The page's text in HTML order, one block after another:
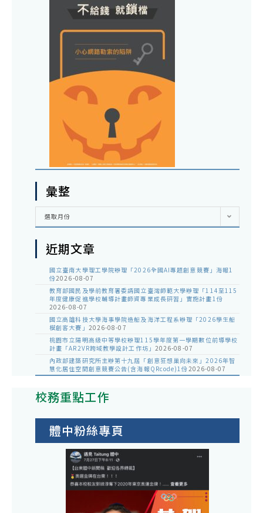
彙整
彙
選取月份
近期文章
國立臺南大學理工學院辦理「2026全國AI專題創意競賽」海報1
份2026-08-07
教育部國民及學前教育署委請國立臺灣師範大學辦理「114至115
年度健康促進學校輔導計畫師資專業成長研習」實施計畫1份
2026-08-07
國立高雄科技大學海事學院造船及海洋工程系辦理「2026學生船
模創客大賽」 2026-08-07
桃園市立陽明高級中等學校辦理115學年度第一學期數位前導學校
計畫「AR2VR跨域教學設計工作坊」 2026-08-07
內政部建築研究所主辦第十九屆「創意狂想巢向未來」2026年智
慧化居住空間創意競賽公告(含海報QRcode)1份2026-08-07
校務重點工作
體中粉絲專頁